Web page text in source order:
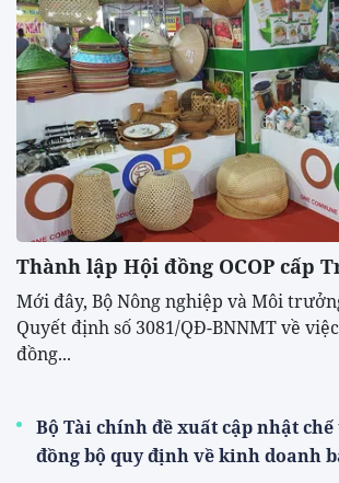
Thành lập Hội đồng OCOP cấp
Mới đây, Bộ Nông nghiệp và Môi
Quyết định số 3081/QĐ-BNNMT về
đồng...
Bộ Tài chính đề xuất cập nhật
đồng bộ quy định về kinh doanh